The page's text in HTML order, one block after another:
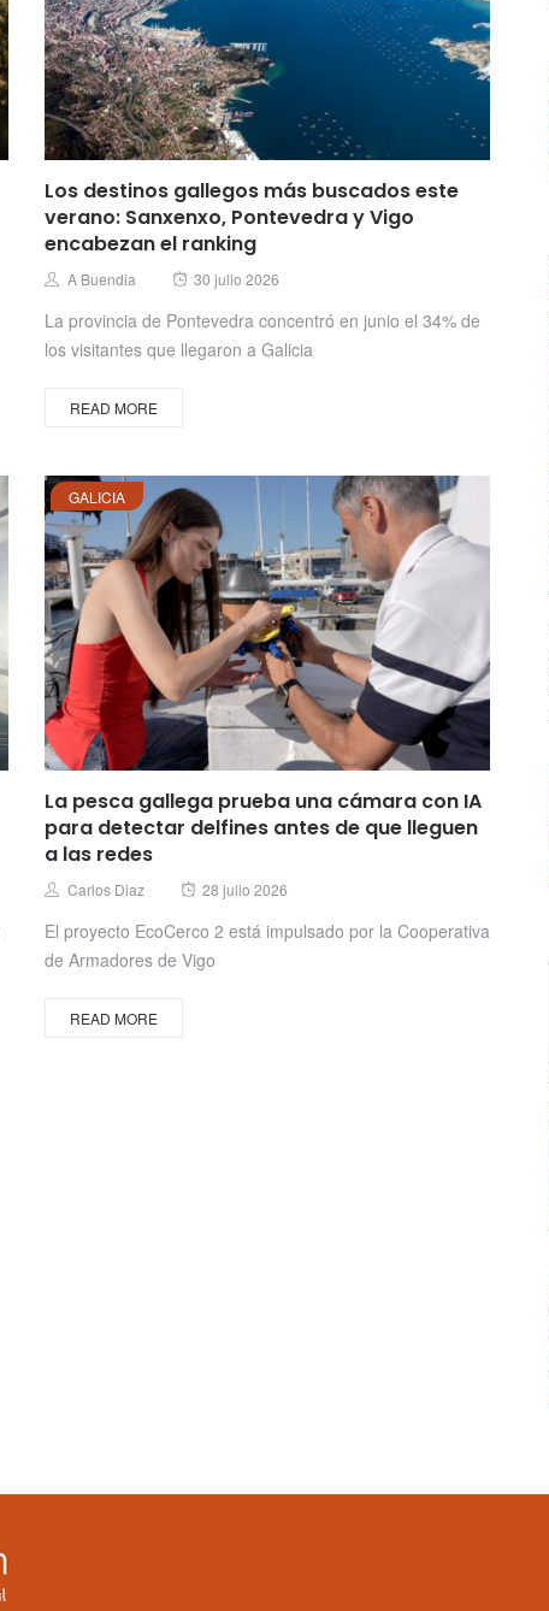
Los destinos gallegos más buscados este
verano: Sanxenxo, Pontevedra y Vigo
encabezan el ranking
Author
A Buendia
Posted
30 julio 2026
La provincia de Pontevedra concentró en junio el 34% de
los visitantes que llegaron a Galicia
READ MORE
GALICIA
La pesca gallega prueba una cámara con IA
para detectar delfines antes de que lleguen
a las redes
Author
Carlos Diaz
Posted
28 julio 2026
El proyecto EcoCerco 2 está impulsado por la Cooperativa
de Armadores de Vigo
READ MORE